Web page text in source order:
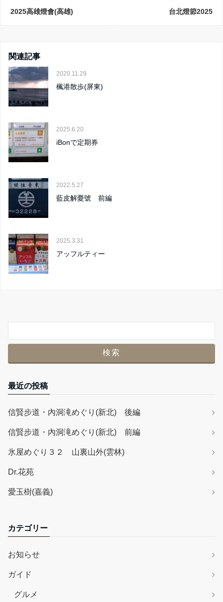
2025高雄燈會(高雄) 台北燈節2025
関連記事
2020.11.29
楓港散歩(屏東)
2025.6.20
iBonで定期券
2022.5.27
藍皮解憂號 前編
2025.3.31
アッフルティー
最近の投稿
信賢步道・內洞滝めぐり(新北) 後編
信賢步道・內洞滝めぐり(新北) 前編
氷屋めぐり３２ 山裏山外(雲林)
Dr.花苑
愛玉樹(嘉義)
カテゴリー
お知らせ
ガイド
グルメ